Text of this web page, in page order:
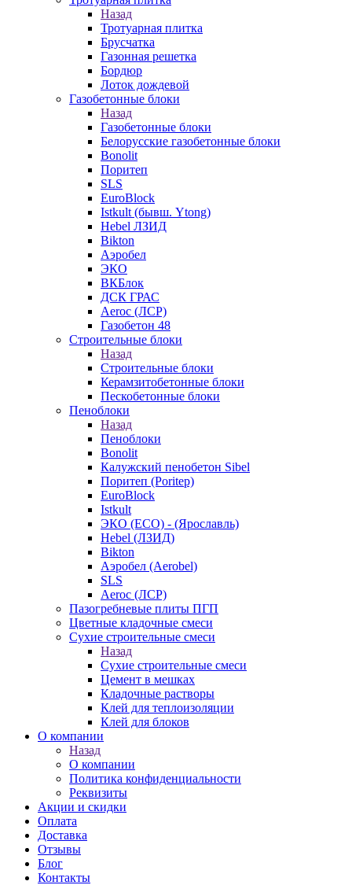
Назад
Тротуарная плитка
Брусчатка
Газонная решетка
Бордюр
Лоток дождевой
Газобетонные блоки
Назад
Газобетонные блоки
Белорусские газобетонные блоки
Bonolit
Поритеп
SLS
EuroBlock
Istkult (бывш. Ytong)
Hebel ЛЗИД
Bikton
Аэробел
ЭКО
ВКБлок
ДСК ГРАС
Aeroc (ЛСР)
Газобетон 48
Строительные блоки
Назад
Строительные блоки
Керамзитобетонные блоки
Пескобетонные блоки
Пеноблоки
Назад
Пеноблоки
Bonolit
Калужский пенобетон Sibel
Поритеп (Poritep)
EuroBlock
Istkult
ЭКО (ECO) - (Ярославль)
Hebel (ЛЗИД)
Bikton
Аэробел (Aerobel)
SLS
Aeroc (ЛСР)
Пазогребневые плиты ПГП
Цветные кладочные смеси
Сухие строительные смеси
Назад
Сухие строительные смеси
Цемент в мешках
Кладочные растворы
Клей для теплоизоляции
Клей для блоков
О компании
Назад
О компании
Политика конфиденциальности
Реквизиты
Акции и скидки
Оплата
Доставка
Отзывы
Блог
Контакты